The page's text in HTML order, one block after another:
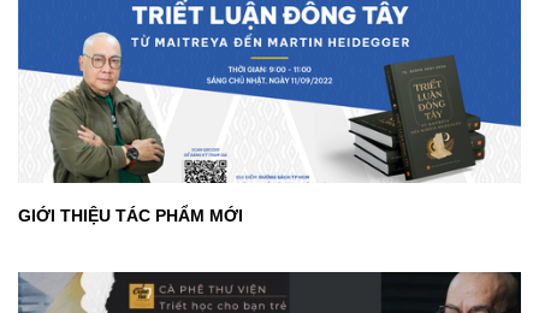
GIỚI THIỆU TÁC PHẨM MỚI